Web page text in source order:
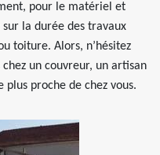
pour le matériel et
la durée des travaux
toiture. Alors, n’hésitez
un couvreur, un artisan
proche de chez vous.